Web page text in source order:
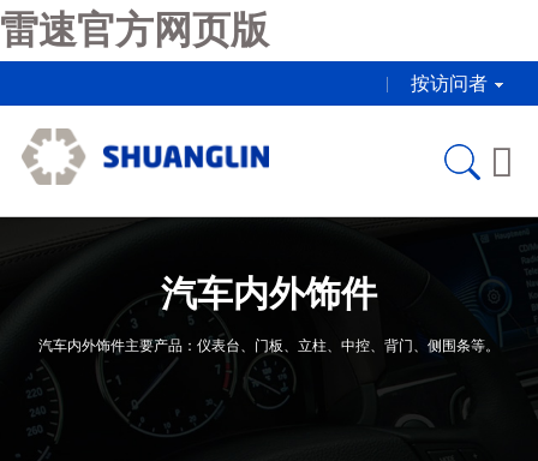
雷速官方网页版
按访问者

汽车内外饰件
汽车内外饰件主要产品：仪表台、门板、立柱、中控、背门、侧围条等。